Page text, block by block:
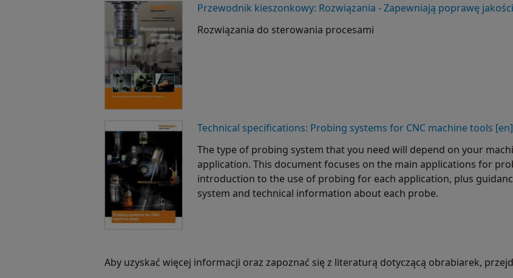
Przewodnik kieszonkowy: Rozwiązania - Zapewniają poprawę
Rozwiązania do sterowania procesami
Technical specifications: Probing systems for CNC machine tools [en]
The type of probing system that you need will depend on your
application. This document focuses on the main applications for
introduction to the use of probing for each application, plus
system and technical information about each probe.
Aby uzyskać więcej informacji oraz zapoznać się z literaturą dotyczącą obrabiarek,